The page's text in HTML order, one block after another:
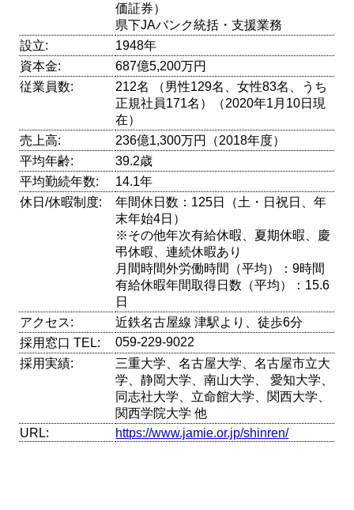
価証券）
県下JAバンク統括・支援業務
設立:
1948年
資本金:
687億5,200万円
従業員数:
212名 （男性129名、女性83名、うち
正規社員171名）（2020年1月10日現
在）
売上高:
236億1,300万円（2018年度）
平均年齢:
39.2歳
平均勤続年数:
14.1年
休日/休暇制度:
年間休日数：125日（土・日祝日、年
末年始4日）
※その他年次有給休暇、夏期休暇、慶
弔休暇、連続休暇あり
月間時間外労働時間（平均）：9時間
有給休暇年間取得日数（平均）：15.6
日
アクセス:
近鉄名古屋線 津駅より、徒歩6分
採用窓口 TEL:
059-229-9022
採用実績:
三重大学、名古屋大学、名古屋市立大
学、静岡大学、南山大学、 愛知大学、
同志社大学、立命館大学、関西大学、
関西学院大学 他
URL:
https://www.jamie.or.jp/shinren/